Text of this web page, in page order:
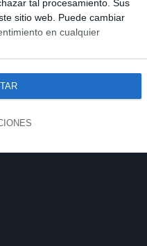
tal procesamiento. Sus
sitio web. Puede cambiar
en cualquier
página web.